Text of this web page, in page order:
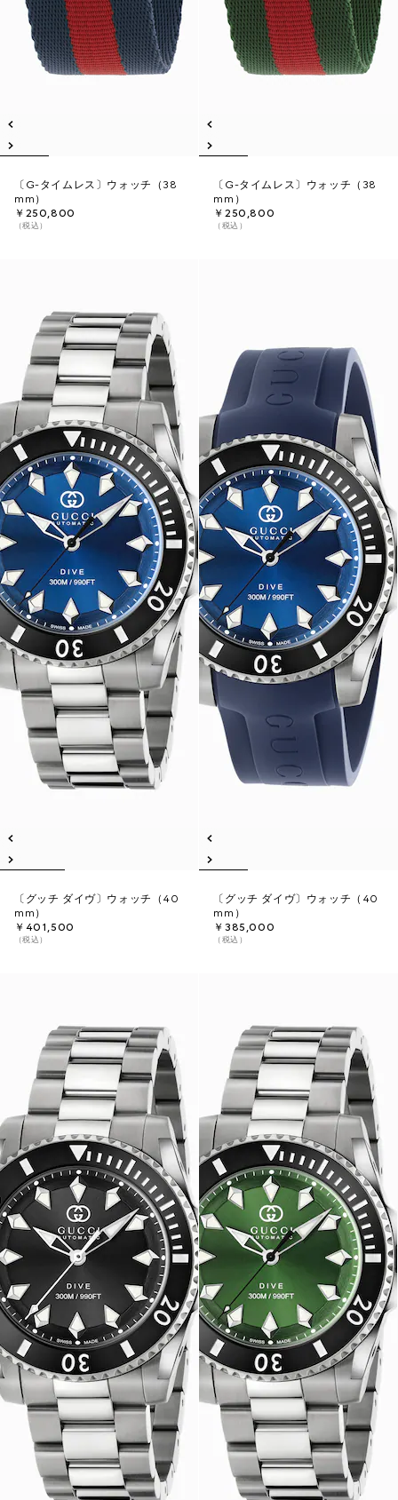
〔G-タイムレス〕ウォッチ（38
mm）
￥250,800
（税込）
〔G-タイムレス〕ウォッチ（38
mm）
￥250,800
（税込）
〔グッチ ダイヴ〕ウォッチ（40
mm）
￥401,500
（税込）
〔グッチ ダイヴ〕ウォッチ（40
mm）
￥385,000
（税込）